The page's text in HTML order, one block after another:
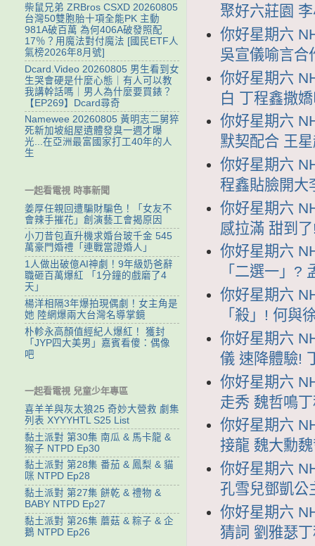
聚好六莊園
你好星期六
吳宣儀喻言合
你好星期六
白 丁程鑫撒
你好星期六
默契配合 王
你好星期六
程鑫貼臉開大
你好星期六
感拉滿 甜到
你好星期六
「二選一」?
你好星期六
「殺」! 何與
你好星期六
儀 速降體驗!
你好星期六
走秀 魏哲鳴
你好星期六
接龍 魏大勳
你好星期六
孔雪兒鄧凱公
你好星期六
猜詞 劉雅瑟
柴鼠兄弟 ZRBros CSXD 20260805
台灣50雙胞胎十項全能PK 主動
981A破百萬 為何406A破發照配
17％？用魔法對付魔法 [國民ETF人
氣榜2026年8月號]
Dcard.Video 20260805 男生看到女
生哭會硬是什麼心態｜有人可以教
我講幹話嗎｜男人為什麼要買錶？
【EP269】Dcard尋奇
Namewee 20260805 黃明志二舅猝
死新加坡組屋遺體發臭一週才曝
光...在亞洲最富國家打工40年的人
生
一起看電視 時事新聞
姜厚任親回遭騙財騙色！「女友不
會辣手摧花」創演藝工會揭原因
小刀昔包直升機求婚台玻千金 545
萬豪門婚禮「連戰當證婚人」
1人做出破億AI神劇！9年級奶爸辭
職砸百萬爆紅 「1分鐘的戲磨了4
天」
楊洋相隔3年爆拍現偶劇！女主角是
她 陸網爆兩大台灣名導掌鏡
朴軫永高顏值經紀人爆紅！ 獲封
「JYP四大美男」嘉賓看傻：偶像
吧
一起看電視 兒童少年專區
喜羊羊與灰太狼25 奇妙大營救 劇集
列表 XYYYHTL S25 List
黏土派對 第30集 南瓜 & 馬卡龍 &
猴子 NTPD Ep30
黏土派對 第28集 番茄 & 鳳梨 & 貓
咪 NTPD Ep28
黏土派對 第27集 餅乾 & 禮物 &
BABY NTPD Ep27
黏土派對 第26集 蘑菇 & 粽子 & 企
鵝 NTPD Ep26